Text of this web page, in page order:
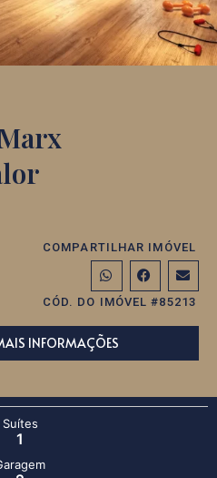
COMPARTILHAR IMÓVEL
CÓD. DO IMÓVEL #85213
INFORMAÇÕES
Suítes
1